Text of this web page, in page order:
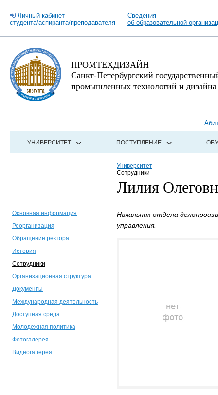
Личный кабинет
студента/аспиранта/преподавателя
Сведения
об образовательной
ПРОМТЕХДИЗАЙН
Санкт-Петербургский
промышленных технологий и дизайна
УНИВЕРСИТЕТ ПОСТУПЛЕНИЕ
Университет
Сотрудники
Лилия
Основная информация
Реорганизация
Обращение ректора
История
Сотрудники
Организационная структура
Документы
Международная деятельность
Доступная среда
Молодежная политика
Фотогалерея
Видеогалерея
Начальник отдела
управления.